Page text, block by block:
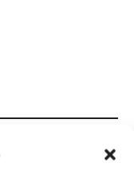
di Fall cambia